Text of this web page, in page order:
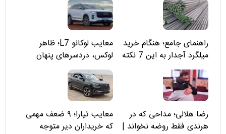
راهنمای جامع؛ هنگام خرید
میلگرد آجدار به این 7 نکته
توجه کنید
معایب لوکانو L7؛ ظاهر
لوکس، دردسرهای پنهان
رضا هلالی؛ مداحی که در
هرندی فقط روضه نخواند |
معایب تیارا؛ ۹ ضعف مهمی
که خریداران دیر متوجه